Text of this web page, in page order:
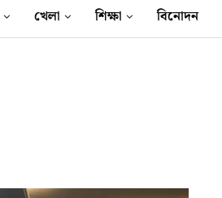
খেলা শিক্ষা বিনোদন